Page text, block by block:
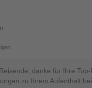
danke für Ihre
zu Ihrem Aufenthalt